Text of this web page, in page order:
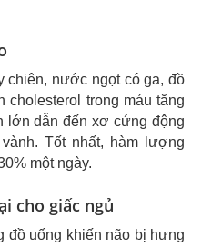
chiên, nước ngọt có ga, đồ
cholesterol trong máu tăng
lớn dẫn đến xơ cứng động
Tốt nhất, hàm lượng
một ngày.
cho giấc ngủ
đồ uống khiến não bị hưng